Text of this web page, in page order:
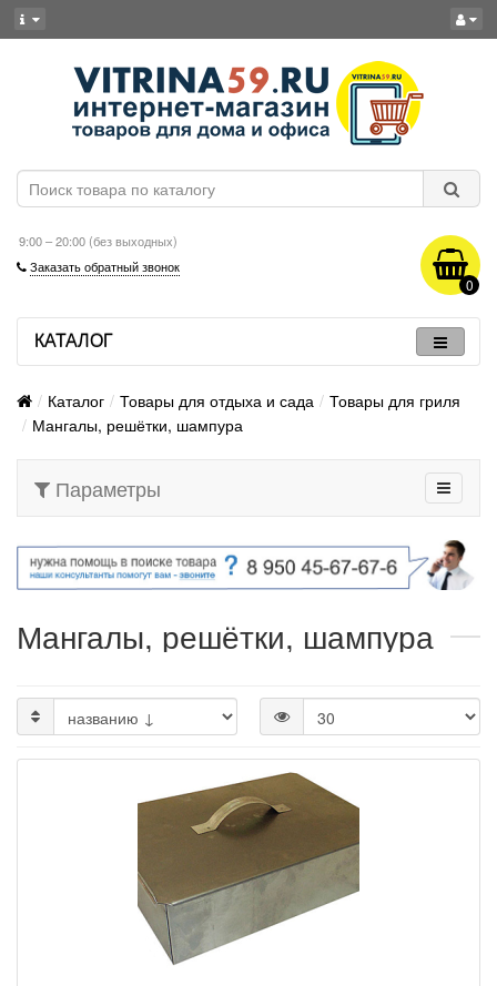
9:00 – 20:00 (без выходных)
Заказать обратный звонок
0
КАТАЛОГ
Каталог Товары для отдыха и сада
Товары для гриля
Мангалы, решётки, шампура
Параметры
Мангалы, решётки, шампура